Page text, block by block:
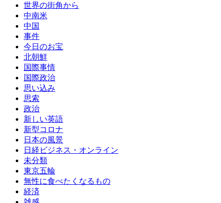
世界の街角から
中南米
中国
事件
今日のお宝
北朝鮮
国際事情
国際政治
思い込み
思索
政治
新しい英語
新型コロナ
日本の風景
日経ビジネス・オンライン
未分類
東京五輪
無性に食べたくなるもの
経済